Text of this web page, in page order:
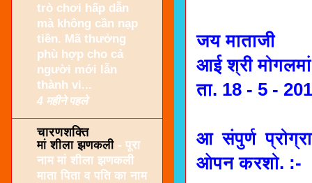
जय माताजी
आई श्री
ता. 18 - 5 -
आ संपुर्ण
ओपन करशो. :-
trò chơi hấp dẫn
mà không cần nạp
tiền. Mã thưởng
phù hợp cho cả
người mới lẫn
thành vi...
4 महीने पहले
चारणशक्ति
मां शीला झणकली - पूरा
नाम मां शीला झणकली
माता पिता व पति का नाम